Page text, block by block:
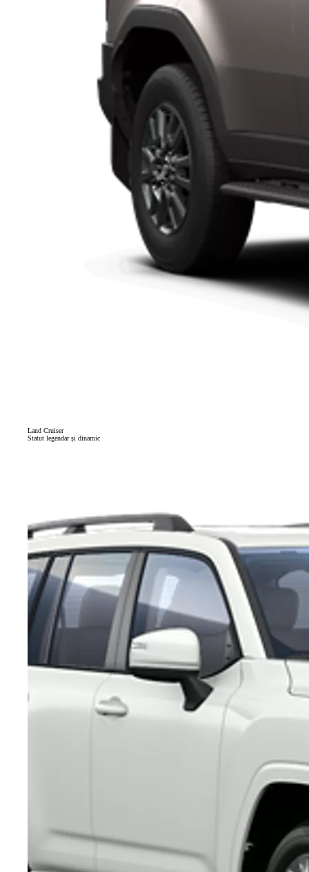
Land Cruiser
Statut legendar și dinamic